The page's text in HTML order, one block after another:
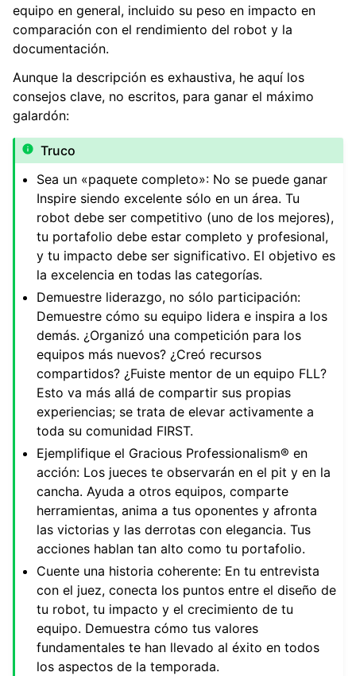
equipo en general, incluido su peso en impacto en
comparación con el rendimiento del robot y la
documentación.
Aunque la descripción es exhaustiva, he aquí los
consejos clave, no escritos, para ganar el máximo
galardón:
Truco
Sea un «paquete completo»: No se puede ganar
Inspire siendo excelente sólo en un área. Tu
robot debe ser competitivo (uno de los mejores),
tu portafolio debe estar completo y profesional,
y tu impacto debe ser significativo. El objetivo es
la excelencia en todas las categorías.
Demuestre liderazgo, no sólo participación:
Demuestre cómo su equipo lidera e inspira a los
demás. ¿Organizó una competición para los
equipos más nuevos? ¿Creó recursos
compartidos? ¿Fuiste mentor de un equipo FLL?
Esto va más allá de compartir sus propias
experiencias; se trata de elevar activamente a
toda su comunidad FIRST.
Ejemplifique el Gracious Professionalism® en
acción: Los jueces te observarán en el pit y en la
cancha. Ayuda a otros equipos, comparte
herramientas, anima a tus oponentes y afronta
las victorias y las derrotas con elegancia. Tus
acciones hablan tan alto como tu portafolio.
Cuente una historia coherente: En tu entrevista
con el juez, conecta los puntos entre el diseño de
tu robot, tu impacto y el crecimiento de tu
equipo. Demuestra cómo tus valores
fundamentales te han llevado al éxito en todos
los aspectos de la temporada.